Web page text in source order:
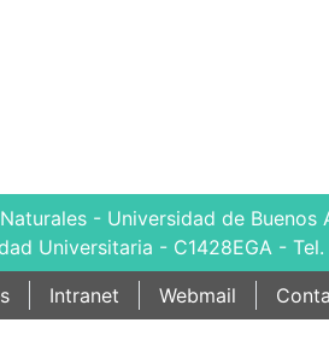
- Universidad de Buenos
Universitaria - C1428EGA -
Intranet Webmail